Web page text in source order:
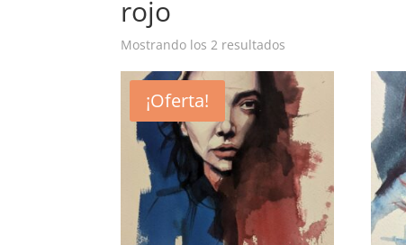
rojo
Mostrando los 2 resultados
los
últimos
¡Oferta!